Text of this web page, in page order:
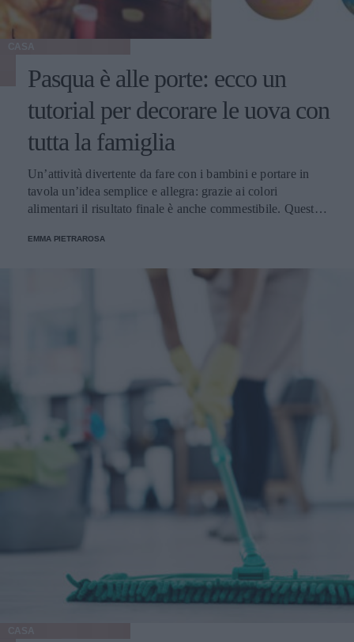
Pasqua è alle porte: ecco un
tutorial per decorare le uova con
tutta la famiglia
Un’attività divertente da fare con i bambini e portare in
tavola un’idea semplice e allegra: grazie ai colori
alimentari il risultato finale è anche commestibile. Questa è
oggi è molto sentita.
EMMA PIETRAROSA